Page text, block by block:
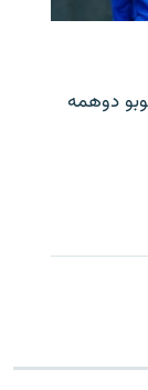
د ۵ یو ورځنیو لوبو دوهمه